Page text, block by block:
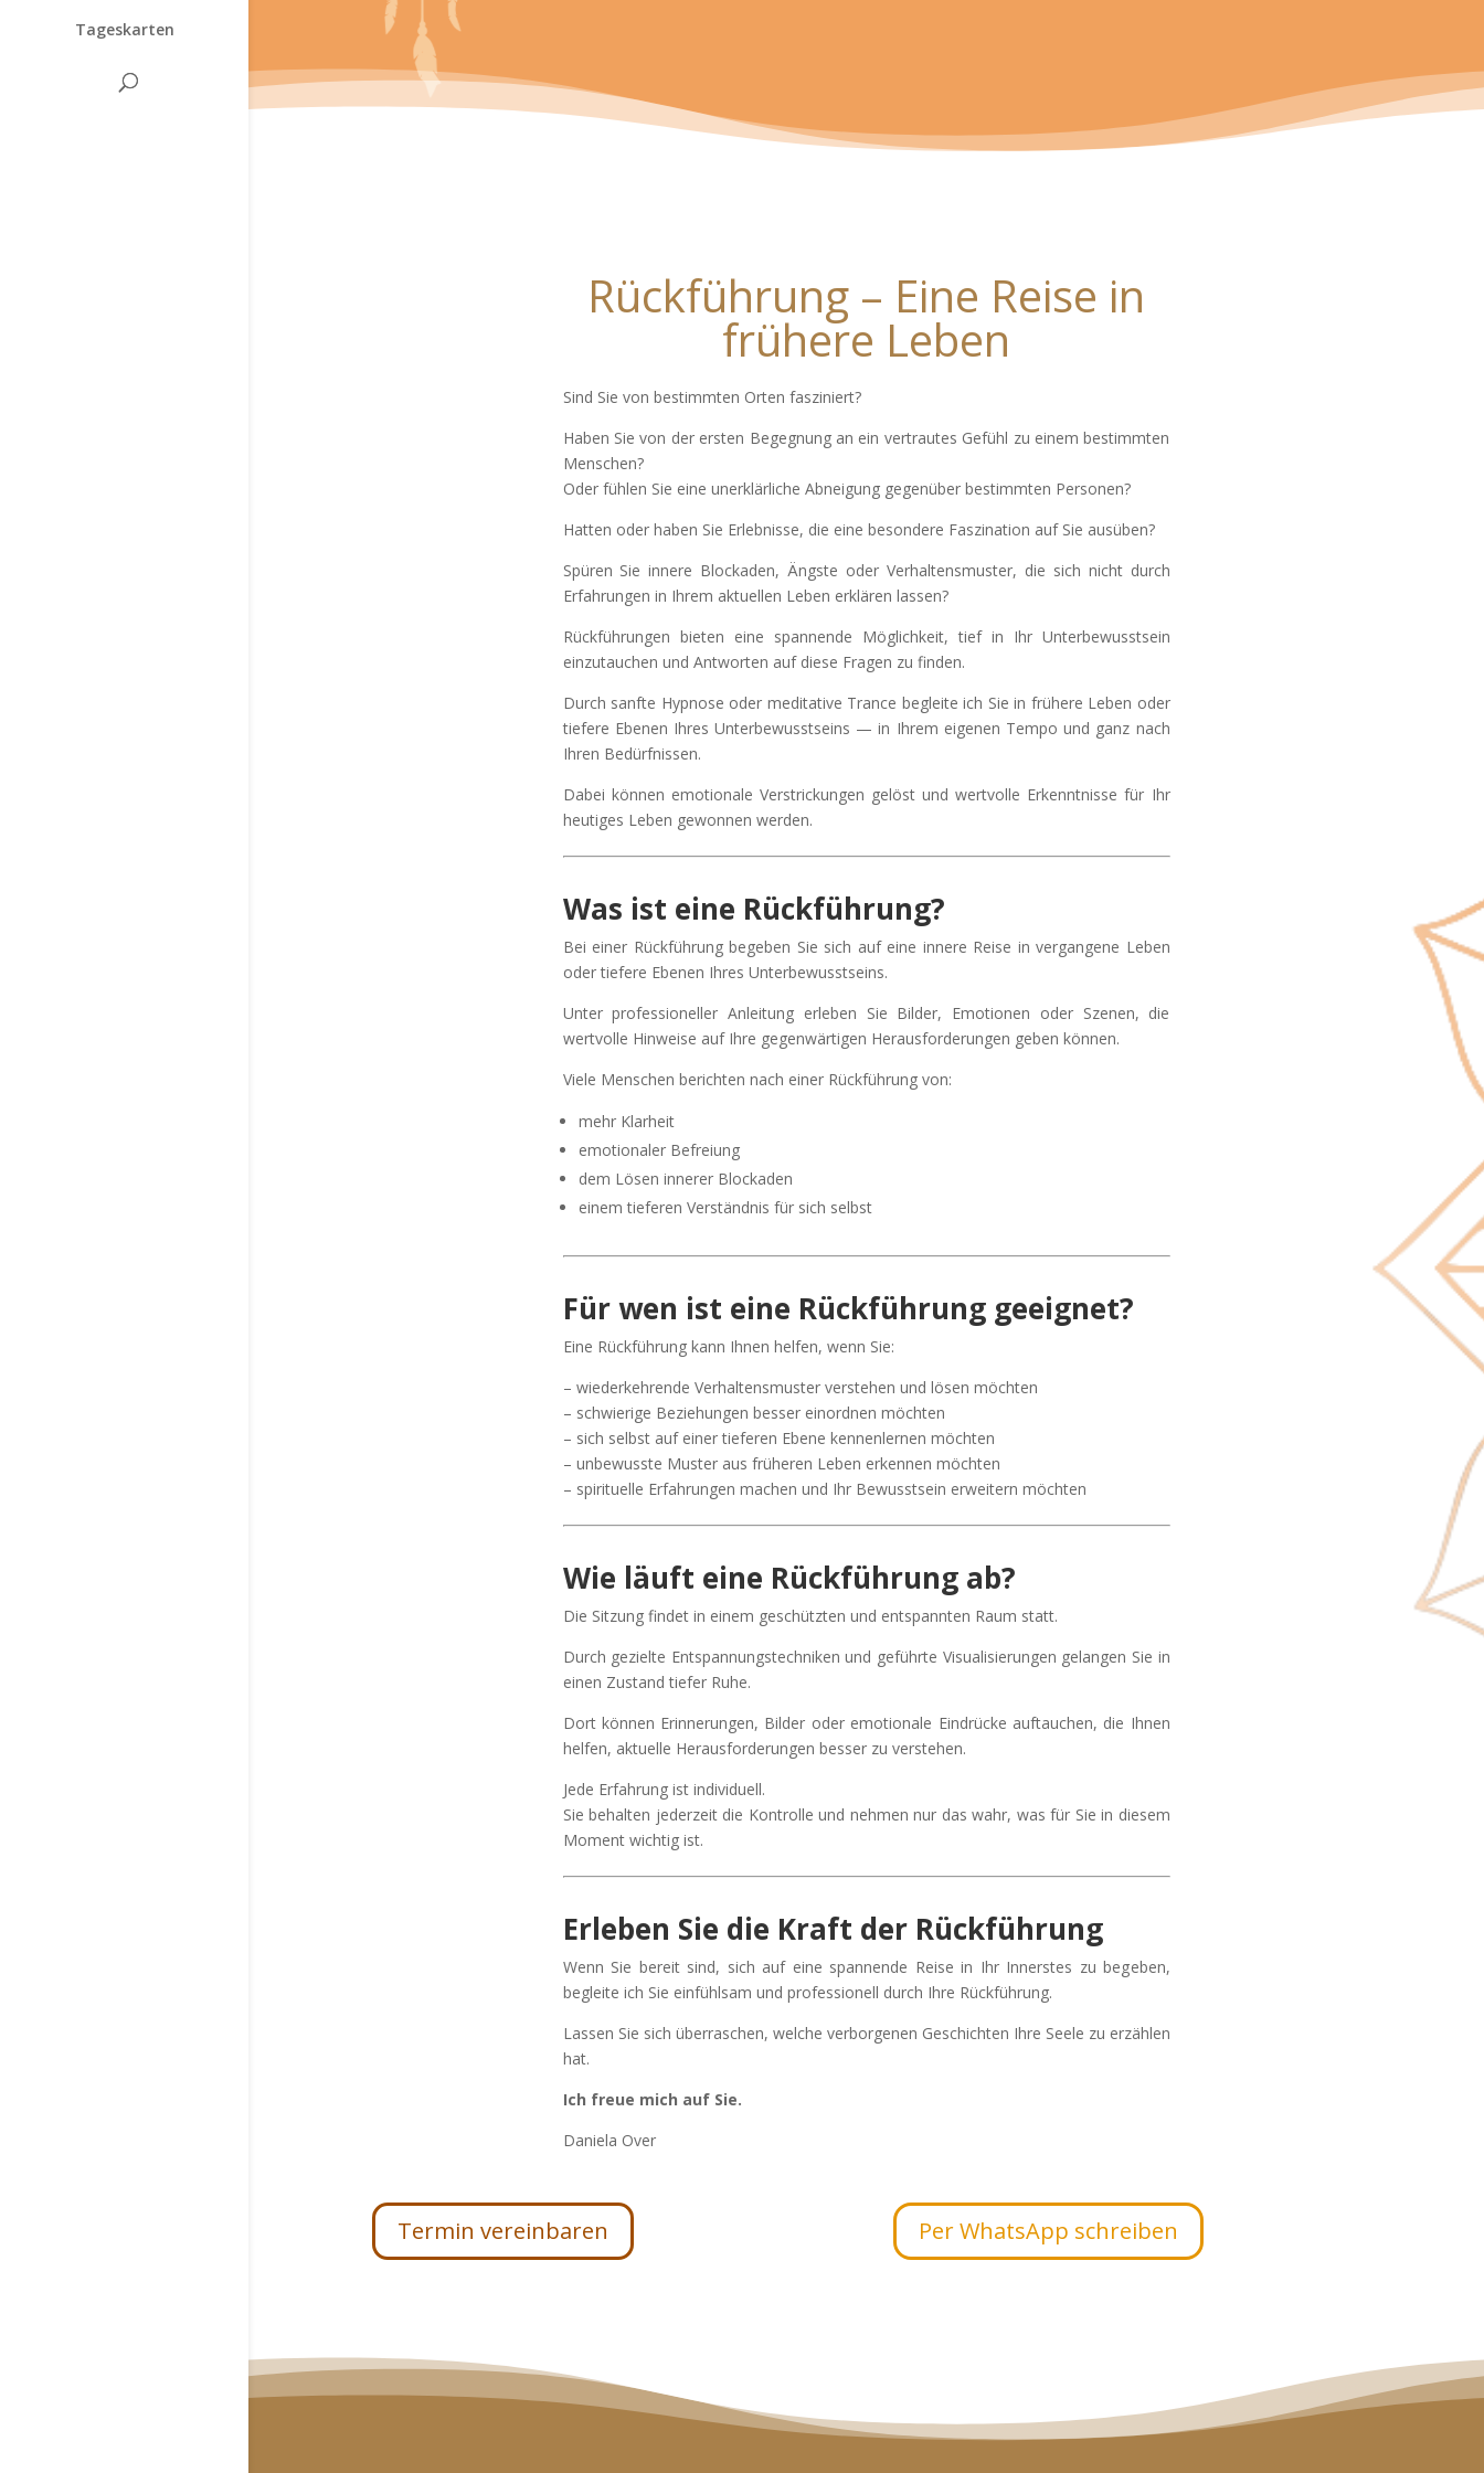
Tageskarten
Rückführung – Eine Reise in
frühere Leben
Sind Sie von bestimmten Orten fasziniert?
Haben Sie von der ersten Begegnung an ein vertrautes Gefühl zu einem bestimmten
Menschen?
Oder fühlen Sie eine unerklärliche Abneigung gegenüber bestimmten Personen?
Hatten oder haben Sie Erlebnisse, die eine besondere Faszination auf Sie ausüben?
Spüren Sie innere Blockaden, Ängste oder Verhaltensmuster, die sich nicht durch
Erfahrungen in Ihrem aktuellen Leben erklären lassen?
Rückführungen bieten eine spannende Möglichkeit, tief in Ihr Unterbewusstsein
einzutauchen und Antworten auf diese Fragen zu finden.
Durch sanfte Hypnose oder meditative Trance begleite ich Sie in frühere Leben oder
tiefere Ebenen Ihres Unterbewusstseins — in Ihrem eigenen Tempo und ganz nach
Ihren Bedürfnissen.
Dabei können emotionale Verstrickungen gelöst und wertvolle Erkenntnisse für Ihr
heutiges Leben gewonnen werden.
Was ist eine Rückführung?
Bei einer Rückführung begeben Sie sich auf eine innere Reise in vergangene Leben
oder tiefere Ebenen Ihres Unterbewusstseins.
Unter professioneller Anleitung erleben Sie Bilder, Emotionen oder Szenen, die
wertvolle Hinweise auf Ihre gegenwärtigen Herausforderungen geben können.
Viele Menschen berichten nach einer Rückführung von:
mehr Klarheit
emotionaler Befreiung
dem Lösen innerer Blockaden
einem tieferen Verständnis für sich selbst
Für wen ist eine Rückführung geeignet?
Eine Rückführung kann Ihnen helfen, wenn Sie:
– wiederkehrende Verhaltensmuster verstehen und lösen möchten
– schwierige Beziehungen besser einordnen möchten
– sich selbst auf einer tieferen Ebene kennenlernen möchten
– unbewusste Muster aus früheren Leben erkennen möchten
– spirituelle Erfahrungen machen und Ihr Bewusstsein erweitern möchten
Wie läuft eine Rückführung ab?
Die Sitzung findet in einem geschützten und entspannten Raum statt.
Durch gezielte Entspannungstechniken und geführte Visualisierungen gelangen Sie in
einen Zustand tiefer Ruhe.
Dort können Erinnerungen, Bilder oder emotionale Eindrücke auftauchen, die Ihnen
helfen, aktuelle Herausforderungen besser zu verstehen.
Jede Erfahrung ist individuell.
Sie behalten jederzeit die Kontrolle und nehmen nur das wahr, was für Sie in diesem
Moment wichtig ist.
Erleben Sie die Kraft der Rückführung
Wenn Sie bereit sind, sich auf eine spannende Reise in Ihr Innerstes zu begeben,
begleite ich Sie einfühlsam und professionell durch Ihre Rückführung.
Lassen Sie sich überraschen, welche verborgenen Geschichten Ihre Seele zu erzählen
hat.
Ich freue mich auf Sie.
Daniela Over
Termin vereinbaren Per WhatsApp schreiben